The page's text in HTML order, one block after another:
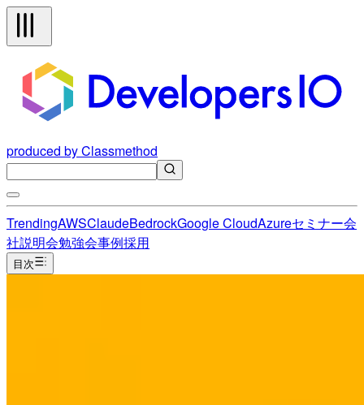
produced by Classmethod
TrendingAWSClaudeBedrockGoogle CloudAzureセミナー会
社説明会勉強会事例採用
目次